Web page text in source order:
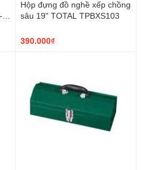
Hộp đựng đồ nghề xếp chồng
sâu 19" TOTAL TPBXS103
390.000₫